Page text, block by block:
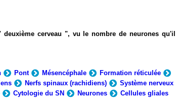
cerveau ", vu le nombre de neurones qu'il
Pont Mésencéphale
Formation réticulée
Nerfs spinaux (rachidiens)
Système nerveux
Cytologie du SN Neurones
Cellules gliales